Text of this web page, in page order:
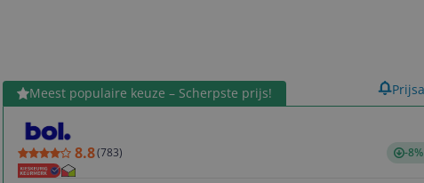
Er zijn geen artikelen gevonden.
Meest populaire keuze – Scherpste prijs!
8.8(783) -
Bekijk product